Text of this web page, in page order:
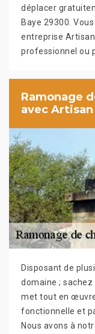
déplacer
Baye 29300.
entreprise
professionnel ou
Ramonage
avec
Disposant de
domaine ;
met tout en
fonctionnelle et
Nous avons à